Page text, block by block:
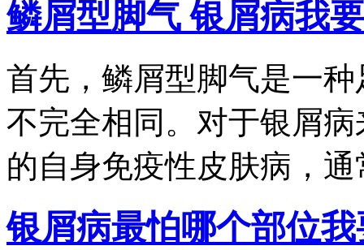
鳞屑型脚气 银屑病我
首先，鳞屑型脚气是一
不完全相同。对于银屑
的自身免疫性皮肤病，通
银屑病最怕哪个部位我